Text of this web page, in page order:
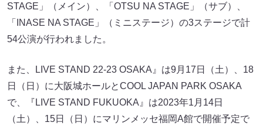
STAGE」（メイン）、「OTSU NA STAGE」（サブ）、
「INASE NA STAGE」（ミニステージ）の3ステージで計
54公演が行われました。
また、LIVE STAND 22-23 OSAKA』は9月17日（土）、18
日（日）に大阪城ホールとCOOL JAPAN PARK OSAKA
で、『LIVE STAND FUKUOKA』は2023年1月14日
（土）、15日（日）にマリンメッセ福岡A館で開催予定で